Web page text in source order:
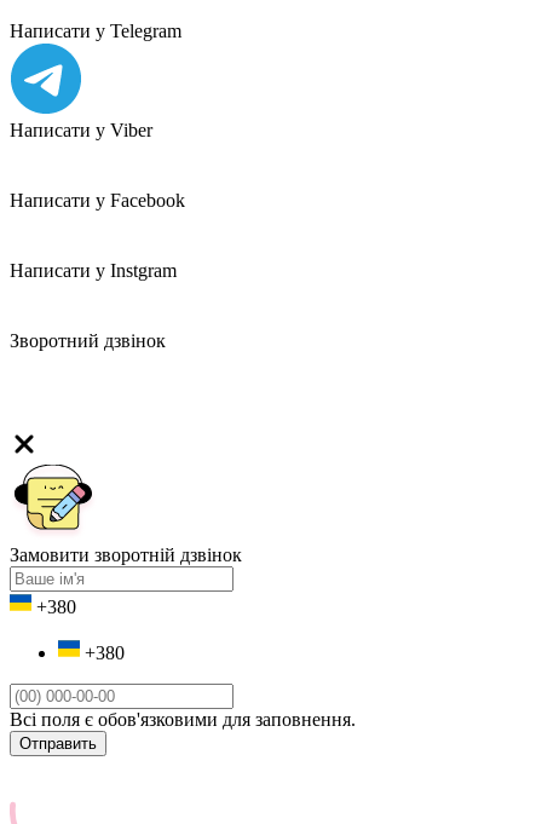
Написати у Telegram
Написати у Viber
Написати у Facebook
Написати у Instgram
Зворотний дзвінок
Замовити зворотній дзвінок
+380
+380
Всі поля є обов'язковими для заповнення.
Отправить